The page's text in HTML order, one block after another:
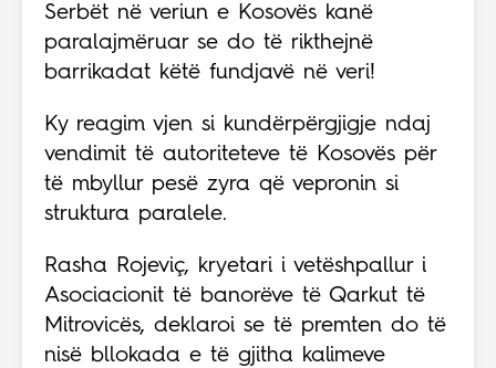
Serbët në veriun e Kosovës kanë
paralajmëruar se do të rikthejnë
barrikadat këtë fundjavë në veri!
Ky reagim vjen si kundërpërgjigje ndaj
vendimit të autoriteteve të Kosovës për
të mbyllur pesë zyra që vepronin si
struktura paralele.
Rasha Rojeviç, kryetari i vetëshpallur i
Asociacionit të banorëve të Qarkut të
Mitrovicës, deklaroi se të premten do të
nisë bllokada e të gjitha kalimeve